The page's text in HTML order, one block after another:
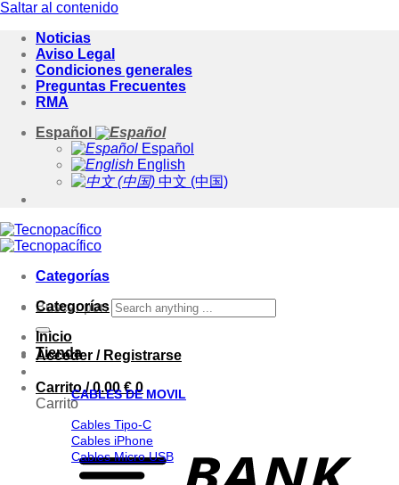
Saltar al contenido
Noticias
Aviso Legal
Condiciones generales
Preguntas Frecuentes
RMA
Español
Español
English
中文 (中国)
Categorías
Buscar por:
Acceder / Registrarse
Carrito /0.00€ 0
Carrito
Categorías
Inicio
Tienda
CABLES DE MOVIL
Cables Tipo-C
Cables iPhone
Cables Micro USB